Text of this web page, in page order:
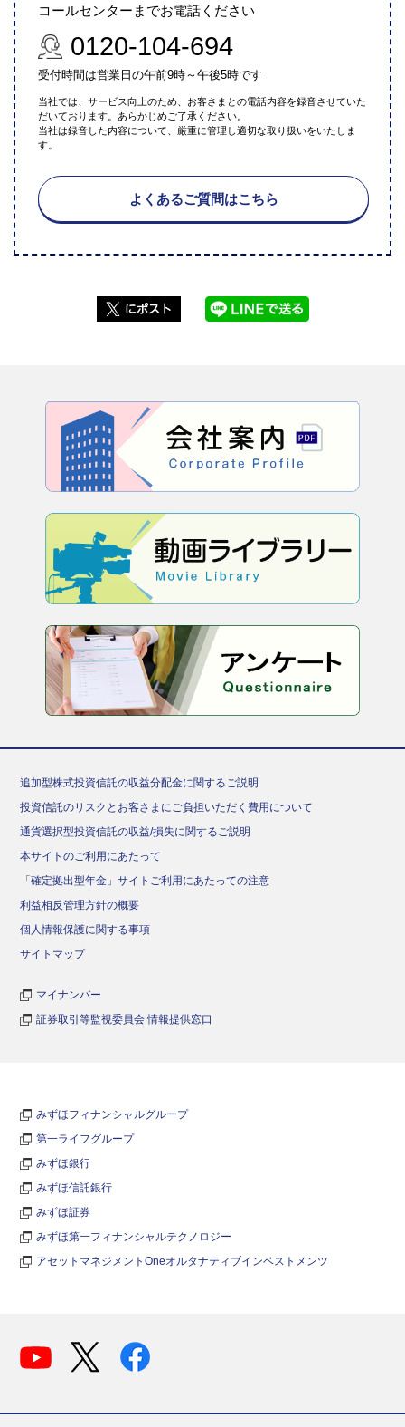
コールセンターまでお電話ください
0120-104-694
受付時間は営業日の午前9時～午後5時です
当社では、サービス向上のため、お客さまとの電話内容を録音させていた
だいております。あらかじめご了承ください。
当社は録音した内容について、厳重に管理し適切な取り扱いをいたしま
す。
よくあるご質問はこちら
追加型株式投資信託の収益分配金に関するご説明
投資信託のリスクとお客さまにご負担いただく費用について
通貨選択型投資信託の収益/損失に関するご説明
本サイトのご利用にあたって
「確定拠出型年金」サイトご利用にあたっての注意
利益相反管理方針の概要
個人情報保護に関する事項
サイトマップ
マイナンバー
証券取引等監視委員会 情報提供窓口
みずほフィナンシャルグループ
第一ライフグループ
みずほ銀行
みずほ信託銀行
みずほ証券
みずほ第一フィナンシャルテクノロジー
アセットマネジメントOneオルタナティブインベストメンツ